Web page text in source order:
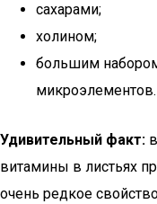
сахарами;
холином;
большим
микроэлементов.
Удивительный факт:
витамины в листьях
очень редкое